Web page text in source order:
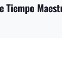
Tiempo